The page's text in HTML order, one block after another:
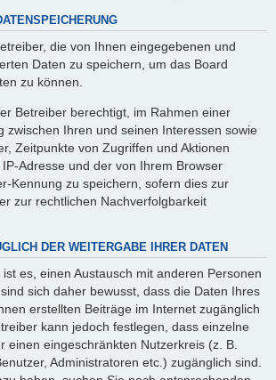
die von Ihnen eingegebenen und
Daten zu speichern, um das Board
zu können.
Betreiber berechtigt, im Rahmen einer
zwischen Ihren und seinen Interessen sowie
Zeitpunkte von Zugriffen und Aktionen
Adresse und der von Ihrem Browser
Kennung zu speichern, sofern dies zur
zur rechtlichen Nachverfolgbarkeit
DER WEITERGABE IHRER DATEN
es, einen Austausch mit anderen Personen
sich daher bewusst, dass die Daten Ihres
erstellten Beiträge im Internet zugänglich
kann jedoch festlegen, dass einzelne
einen eingeschränkten Nutzerkreis (z. B.
Administratoren etc.) zugänglich sind.